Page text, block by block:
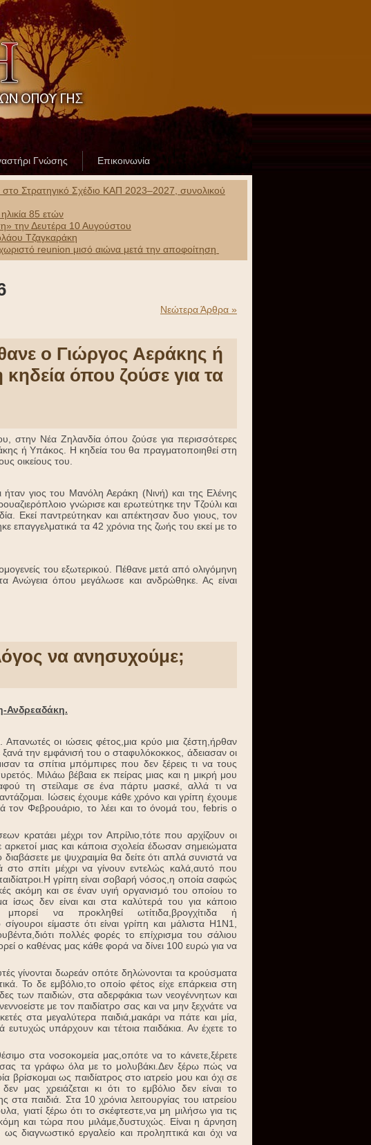
Γνώσης Επικοινωνία
Στρατηγικό Σχέδιο ΚΑΠ 2023–2027, συνολικού
85 ετών
την Δευτέρα 10 Αυγούστου
Τζαγκαράκη
reunion μισό αιώνα μετά την αποφοίτηση
Νεώτερα Άρθρα »
ο Γιώργος Αεράκης ή
όπου ζούσε για τα
στην Νέα Ζηλανδία όπου ζούσε για περισσότερες
ή Υπάκος. Η κηδεία του θα πραγματοποιηθεί στη
οικείους του.
γιος του Μανόλη Αεράκη (Νινή) και της Ελένης
γνώρισε και ερωτεύτηκε την Τζούλι και
Εκεί παντρεύτηκαν και απέκτησαν δυο γιους, τον
επαγγελματικά τα 42 χρόνια της ζωής του εκεί με το
του εξωτερικού. Πέθανε μετά από ολιγόμηνη
Ανώγεια όπου μεγάλωσε και ανδρώθηκε. Ας είναι
να ανησυχούμε;
Ανδρεαδάκη.
οι ιώσεις φέτος,μια κρύο μια ζέστη,ήρθαν
ξανά την εμφάνισή του ο σταφυλόκοκκος, άδειασαν οι
τα σπίτια μπόμπιρες που δεν ξέρεις τι να τους
Μιλάω βέβαια εκ πείρας μιας και η μικρή μου
τη στείλαμε σε ένα πάρτυ μασκέ, αλλά τι να
Ιώσεις έχουμε κάθε χρόνο και γρίπη έχουμε
τον Φεβρουάριο, το λέει και το όνομά του, febris ο
κρατάει μέχρι τον Απρίλιο,τότε που αρχίζουν οι
αρκετοί μιας και κάποια σχολεία έδωσαν σημειώματα
με ψυχραιμία θα δείτε ότι απλά συνιστά να
στο σπίτι μέχρι να γίνουν εντελώς καλά,αυτό που
γρίπη είναι σοβαρή νόσος,η οποία σαφώς
ακόμη και σε έναν υγιή οργανισμό του οποίου το
ίσως δεν είναι και στα καλύτερά του για κάποιο
να προκληθεί ωτίτιδα,βρογχίτιδα ή
είμαστε ότι είναι γρίπη και μάλιστα H1N1,
πολλές φορές το επίχρισμα του σάλιου
ο καθένας μας κάθε φορά να δίνει 100 ευρώ για να
γίνονται δωρεάν οπότε δηλώνονται τα κρούσματα
Το δε εμβόλιο,το οποίο φέτος είχε επάρκεια στη
των παιδιών, στα αδερφάκια των νεογέννητων και
με τον παιδίατρο σας και να μην ξεχνάτε να
στα μεγαλύτερα παιδιά,μακάρι να πάτε και μία,
υπάρχουν και τέτοια παιδάκια. Αν έχετε το
στα νοσοκομεία μας,οπότε να το κάνετε,ξέρετε
τα γράφω όλα με το μολυβάκι.Δεν ξέρω πώς να
ως παιδίατρος στο ιατρείο μου και όχι σε
μας χρειάζεται κι ότι το εμβόλιο δεν είναι το
στα παιδιά. Στα 10 χρόνια λειτουργίας του ιατρείου
γιατί ξέρω ότι το σκέφτεστε,να μη μιλήσω για τις
και τώρα που μιλάμε,δυστυχώς. Είναι η άρνηση
διαγνωστικό εργαλείο και προληπτικά και όχι να